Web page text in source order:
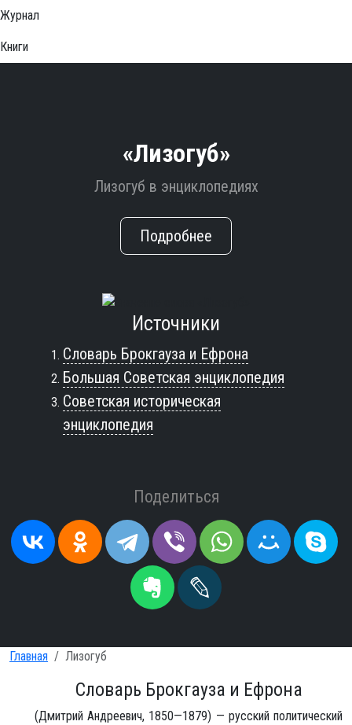
Журнал
Книги
«Лизогуб»
Лизогуб в энциклопедиях
Подробнее
Источники
Словарь Брокгауза и Ефрона
Большая Советская энциклопедия
Советская историческая
энциклопедия
Поделиться
Главная Лизогуб
Словарь Брокгауза и Ефрона
(Дмитрий Андреевич, 1850—1879) — русский политический